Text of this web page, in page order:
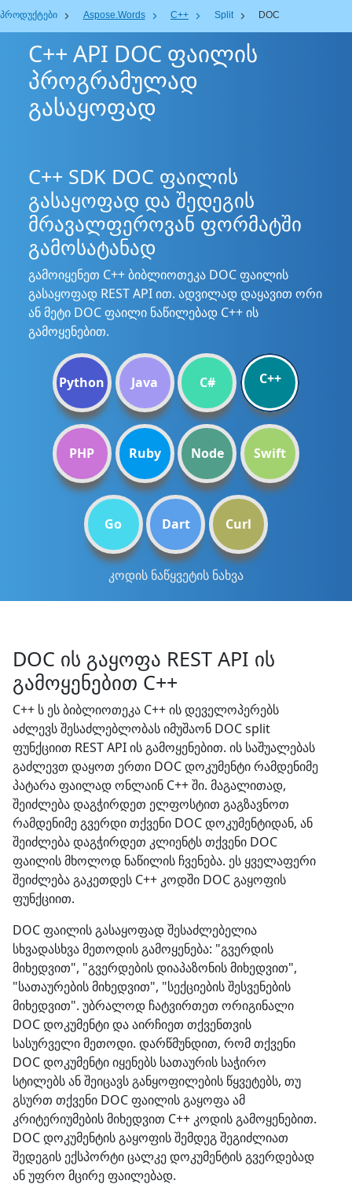
პროდუქტები Aspose.Words C++ Split DOC
C++ API DOC ფაილის
პროგრამულად
გასაყოფად
C++ SDK DOC ფაილის
გასაყოფად და შედეგის
მრავალფეროვან ფორმატში
გამოსატანად
გამოიყენეთ C++ ბიბლიოთეკა DOC ფაილის
გასაყოფად REST API ით. ადვილად დაყავით ორი
ან მეტი DOC ფაილი ნაწილებად C++ ის
გამოყენებით.
Python Java C# C++
PHP Ruby Node Swift
Go Dart Curl
კოდის ნაწყვეტის ნახვა
DOC ის გაყოფა REST API ის
გამოყენებით C++
C++ ს ეს ბიბლიოთეკა C++ ის დეველოპერებს
აძლევს შესაძლებლობას იმუშაონ DOC split
ფუნქციით REST API ის გამოყენებით. ის საშუალებას
გაძლევთ დაყოთ ერთი DOC დოკუმენტი რამდენიმე
პატარა ფაილად ონლაინ C++ ში. მაგალითად,
შეიძლება დაგჭირდეთ ელფოსტით გაგზავნოთ
რამდენიმე გვერდი თქვენი DOC დოკუმენტიდან, ან
შეიძლება დაგჭირდეთ კლიენტს თქვენი DOC
ფაილის მხოლოდ ნაწილის ჩვენება. ეს ყველაფერი
შეიძლება გაკეთდეს C++ კოდში DOC გაყოფის
ფუნქციით.
DOC ფაილის გასაყოფად შესაძლებელია
სხვადასხვა მეთოდის გამოყენება: "გვერდის
მიხედვით", "გვერდების დიაპაზონის მიხედვით",
"სათაურების მიხედვით", "სექციების შესვენების
მიხედვით". უბრალოდ ჩატვირთეთ ორიგინალი
DOC დოკუმენტი და აირჩიეთ თქვენთვის
სასურველი მეთოდი. დარწმუნდით, რომ თქვენი
DOC დოკუმენტი იყენებს სათაურის საჭირო
სტილებს ან შეიცავს განყოფილების წყვეტებს, თუ
გსურთ თქვენი DOC ფაილის გაყოფა ამ
კრიტერიუმების მიხედვით C++ კოდის გამოყენებით.
DOC დოკუმენტის გაყოფის შემდეგ შეგიძლიათ
შედეგის ექსპორტი ცალკე დოკუმენტის გვერდებად
ან უფრო მცირე ფაილებად.